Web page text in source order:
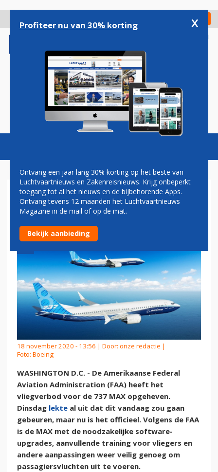
gaan
Check in
Magazine Podcasts Vacatures
FAA HEFT VLIEGVERBOD 737
MAX OP
18 november 2020 - 13:56 | Door: onze redactie |
Foto: Boeing
WASHINGTON D.C. - De Amerikaanse Federal
Aviation Administration (FAA) heeft het
vliegverbod voor de 737 MAX opgeheven.
Dinsdag lekte al uit dat dit vandaag zou gaan
gebeuren, maar nu is het officieel. Volgens de FAA
is de MAX met de noodzakelijke software-
upgrades, aanvullende training voor vliegers en
andere aanpassingen weer veilig genoeg om
passagiersvluchten uit te voeren.
Profiteer nu van 30% korting x
Ontvang een jaar lang 30% korting op het beste van
Luchtvaartnieuws en Zakenreisnieuws. Krijg onbeperkt
toegang tot al het nieuws en de bijbehorende Apps.
Ontvang tevens 12 maanden het Luchtvaartnieuws
Magazine in de mail of op de mat.
Bekijk aanbieding